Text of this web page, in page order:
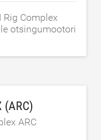
Complex
otsingumootori
(ARC)
ARC